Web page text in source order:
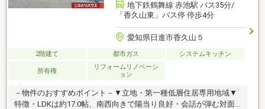
地下鉄鶴舞線 赤池駅 バス35分/
「香久山東」バス停 停歩4分
愛知県日進市香久山５
2階建て 都市ガス システムキッチン
所有権
リフォームリノベーシ
ョン
－物件のおすすめポイント－▼立地・第一種低層住居専用地域▼
特徴・LDKは約17.0帖、南西向きで陽当り良好・会話が弾む対面